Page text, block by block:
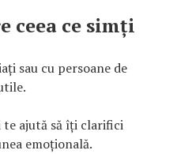
ceea ce simți
sau cu persoane de
te ajută să îți clarifici
emoțională.